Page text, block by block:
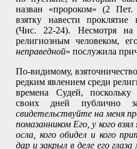
назван «пророком» (2
взятку навести
(Чис. 22-24). Несмотря
религиозным человеком,
неправедной» послужила
По-видимому,
редким явлением среди
времена Судей,
своих дней публично
свидетельствуйте на меня
помазанником Его, у кого взял
осла, кого обидел и кого
дар и закрыл в деле его